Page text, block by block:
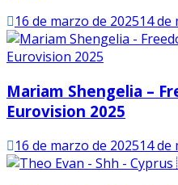
16 de marzo de 202514 de
Mariam Shengelia –
Eurovision 2025
16 de marzo de 202514 de